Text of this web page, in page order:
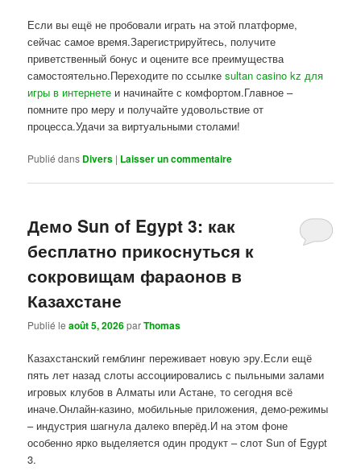
Если вы ещё не пробовали играть на этой платформе,
сейчас самое время.Зарегистрируйтесь, получите
приветственный бонус и оцените все преимущества
самостоятельно.Переходите по ссылкеsultan casino kz для
игры в интернете и начинайте с комфортом.Главное –
помните про меру и получайте удовольствие от
процесса.Удачи за виртуальными столами!
Publié dans Divers | Laisser un commentaire
Демо Sun of Egypt 3: как
бесплатно прикоснуться к
сокровищам фараонов в
Казахстане
Publié leaoût 5, 2026parThomas
Казахстанский гемблинг переживает новую эру.Если ещё
пять лет назад слоты ассоциировались с пыльными залами
игровых клубов в Алматы или Астане, то сегодня всё
иначе.Онлайн-казино, мобильные приложения, демо-режимы
– индустрия шагнула далеко вперёд.И на этом фоне
особенно ярко выделяется один продукт – слот Sun of Egypt
3.